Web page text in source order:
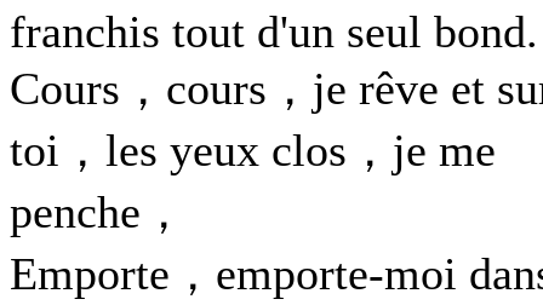
franchis tout d'un seul bond.
Cours，cours，je rêve et
toi，les yeux clos，je me
penche，
Emporte，emporte-moi